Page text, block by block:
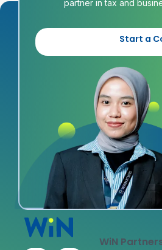
partner in tax and
Start a
WiN